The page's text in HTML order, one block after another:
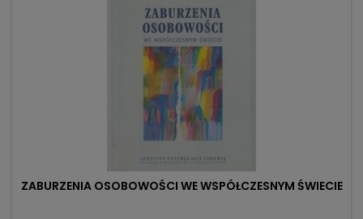
ZABURZENIA OSOBOWOŚCI WE WSPÓŁCZESNYM ŚWIECIE